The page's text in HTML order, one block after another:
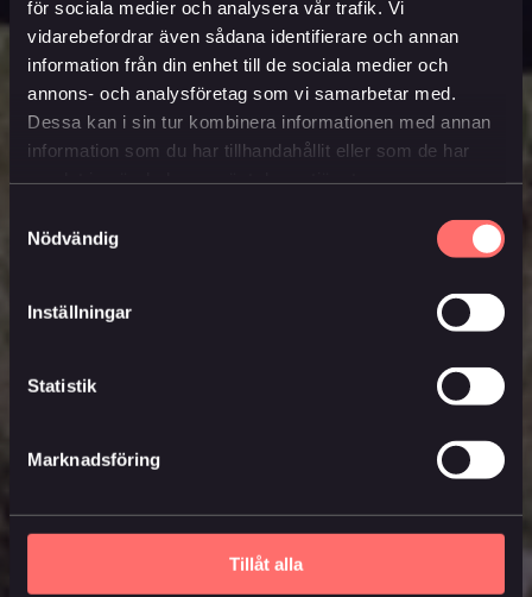
för sociala medier och analysera vår trafik. Vi
vidarebefordrar även sådana identifierare och annan
information från din enhet till de sociala medier och
annons- och analysföretag som vi samarbetar med.
Dessa kan i sin tur kombinera informationen med annan
information som du har tillhandahållit eller som de har
Nödvändig
Inställningar
Statistik
Marknadsföring
Tillåt alla